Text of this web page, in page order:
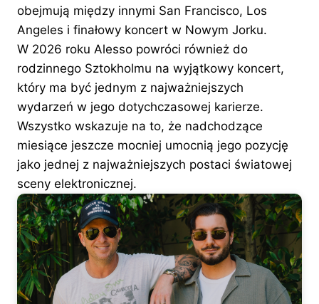
obejmują między innymi San Francisco, Los
Angeles i finałowy koncert w Nowym Jorku.
W 2026 roku Alesso powróci również do
rodzinnego Sztokholmu na wyjątkowy koncert,
który ma być jednym z najważniejszych
wydarzeń w jego dotychczasowej karierze.
Wszystko wskazuje na to, że nadchodzące
miesiące jeszcze mocniej umocnią jego pozycję
jako jednej z najważniejszych postaci światowej
sceny elektronicznej.